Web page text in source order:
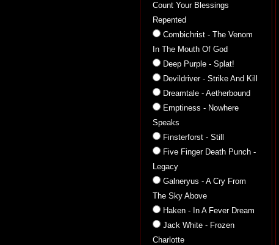
Count Your Blessings
Repented
Combichrist - The Venom
In The Mouth Of God
Deep Purple - Splat!
Devildriver - Strike And Kill
Dreamtale - Aetherbound
Emptiness - Nowhere
Speaks
Finsterforst - Still
Five Finger Death Punch -
Legacy
Galneryus - A Cry From
The Sky Above
Haken - In A Fever Dream
Jack White - Frozen
Charlotte